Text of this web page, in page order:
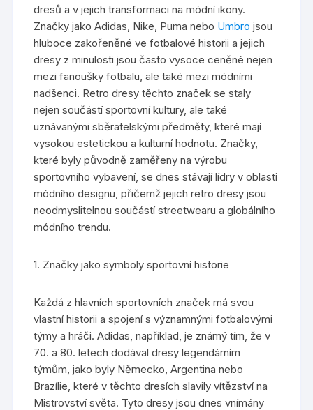
dresů a v jejich transformaci na módní ikony.
Značky jako Adidas, Nike, Puma nebo Umbro jsou
hluboce zakořeněné ve fotbalové historii a jejich
dresy z minulosti jsou často vysoce ceněné nejen
mezi fanoušky fotbalu, ale také mezi módními
nadšenci. Retro dresy těchto značek se staly
nejen součástí sportovní kultury, ale také
uznávanými sběratelskými předměty, které mají
vysokou estetickou a kulturní hodnotu. Značky,
které byly původně zaměřeny na výrobu
sportovního vybavení, se dnes stávají lídry v oblasti
módního designu, přičemž jejich retro dresy jsou
neodmyslitelnou součástí streetwearu a globálního
módního trendu.
1. Značky jako symboly sportovní historie
Každá z hlavních sportovních značek má svou
vlastní historii a spojení s významnými fotbalovými
týmy a hráči. Adidas, například, je známý tím, že v
70. a 80. letech dodával dresy legendárním
týmům, jako byly Německo, Argentina nebo
Brazílie, které v těchto dresích slavily vítězství na
Mistrovství světa. Tyto dresy jsou dnes vnímány